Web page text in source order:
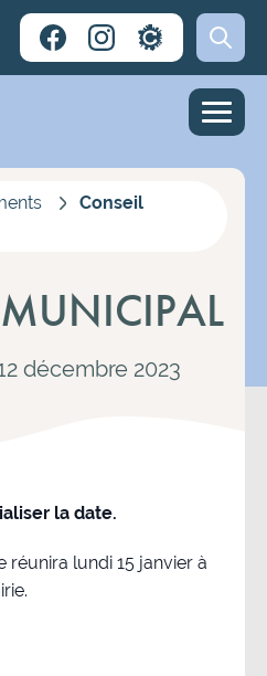
Conseil
décembre 2023
la date.
réunira lundi 15 janvier à